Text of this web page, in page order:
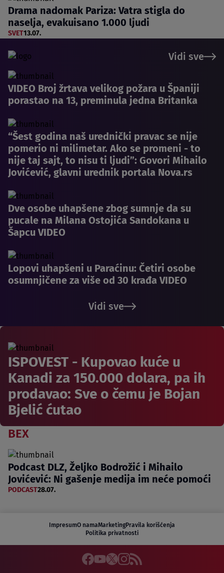
Drama nadomak Pariza: Vatra stigla do
naselja, evakuisano 1.000 ljudi
SVET13.07.
Vidi sve
VIDEO Broj žrtava velikog požara u Španiji
porastao na 13, preminula jedna Britanka
“Šest godina naš urednički pravac se nije
pomerio ni milimetar. Ako se promeni - to
nije taj sajt, to nisu ti ljudi”: Govori Mihailo
Jovićević, glavni urednik portala Nova.rs
Dve osobe uhapšene zbog sumnje da su
pucale na Milana Ostojića Sandokana u
Šapcu VIDEO
Lopovi uhapšeni u Paraćinu: Četiri osobe
osumnjičene za više od 30 krađa VIDEO
Vidi sve
ISPOVEST - Kupovao kuće u
Kanadi za 150.000 dolara, pa ih
prodavao: Sve o čemu je Bojan
Bjelić ćutao
BEX
Podcast DLZ, Željko Bodrožić i Mihailo
Jovićević: Ni gašenje medija im neće pomoći
PODCAST28.07.
ImpresumO namaMarketingPravila korišćenja
Politika privatnosti